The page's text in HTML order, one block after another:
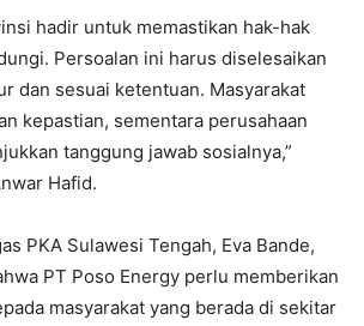
hadir untuk memastikan hak-hak
Persoalan ini harus diselesaikan
dan sesuai ketentuan. Masyarakat
kepastian, sementara perusahaan
tanggung jawab sosialnya,”
Hafid.
PKA Sulawesi Tengah, Eva Bande,
PT Poso Energy perlu memberikan
masyarakat yang berada di sekitar